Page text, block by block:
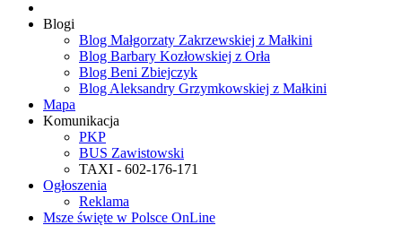
Blogi
Blog Małgorzaty Zakrzewskiej z Małkini
Blog Barbary Kozłowskiej z Orła
Blog Beni Zbiejczyk
Blog Aleksandry Grzymkowskiej z Małkini
Mapa
Komunikacja
PKP
BUS Zawistowski
TAXI - 602-176-171
Ogłoszenia
Reklama
Msze święte w Polsce OnLine